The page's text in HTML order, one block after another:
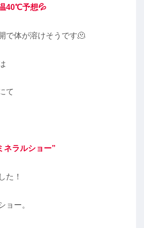
40℃予想💦
で体が溶けそうです🫠
て
ネラルショー”
た！
ョー。